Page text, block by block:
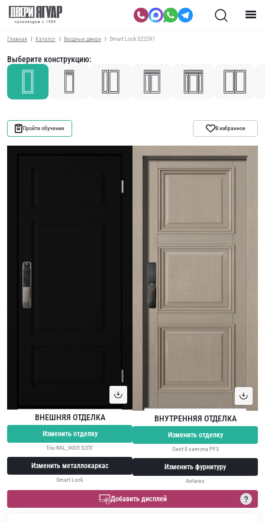
Главная Каталог Входные двери Smart Lock 322297
Выберите конструкцию:
Пройти обучение В избранное
ВНЕШНЯЯ ОТДЕЛКА
Изменить отделку
Trio RAL_9005 32ПГ
Изменить металлокаркас
Smart Lock
ВНУТРЕННЯЯ ОТДЕЛКА
Изменить отделку
Gent-3 samona PF3
Изменить фурнитуру
Antares
Добавить дисплей